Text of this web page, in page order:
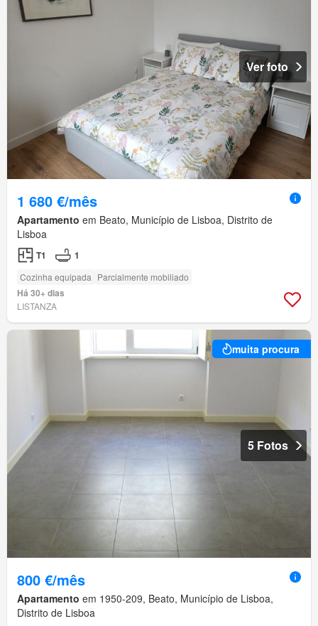
Ver foto
1 680 €/mês
Apartamento em Beato, Município de Lisboa, Distrito de
Lisboa
T1 1
Cozinha equipada Parcialmente mobiliado
Há 30+ dias
LISTANZA
muita procura
5 Fotos
800 €/mês
Apartamento em 1950-209, Beato, Município de Lisboa,
Distrito de Lisboa